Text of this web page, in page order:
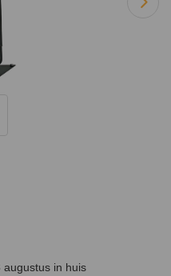
augustus in huis